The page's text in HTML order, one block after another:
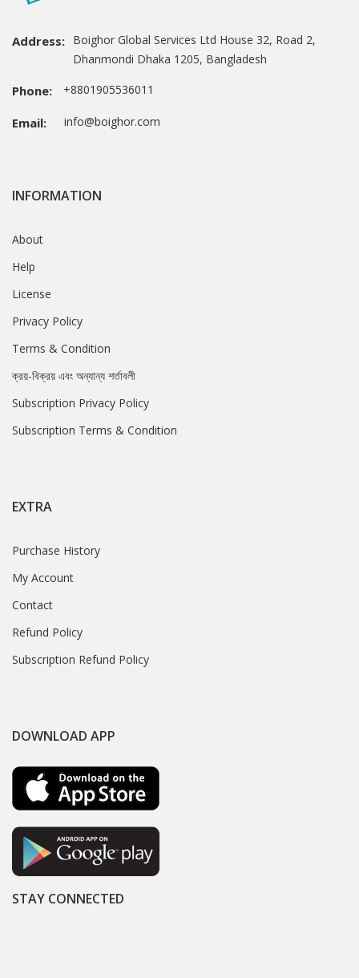
Address: Boighor Global Services Ltd House 32, Road 2,
Dhanmondi Dhaka 1205, Bangladesh
Phone: +8801905536011
Email: info@boighor.com
INFORMATION
About
Help
License
Privacy Policy
Terms & Condition
ক্রয়-বিক্রয় এবং অন্যান্য শর্তাবলী
Subscription Privacy Policy
Subscription Terms & Condition
EXTRA
Purchase History
My Account
Contact
Refund Policy
Subscription Refund Policy
DOWNLOAD APP
STAY CONNECTED